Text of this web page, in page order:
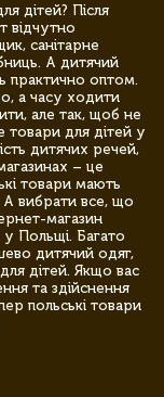
дітей? Після
відчутно
санітарне
А дитячий
практично оптом.
а часу ходити
але так, щоб не
товари для дітей у
дитячих речей,
– це
товари мають
А вибрати все, що
магазин
Польщі. Багато
дитячий одяг,
дітей. Якщо вас
та здійснення
польські товари